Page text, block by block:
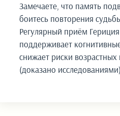
Замечаете, что память
боитесь повторения
Регулярный приём Гериция
поддерживает
снижает риски
(доказано